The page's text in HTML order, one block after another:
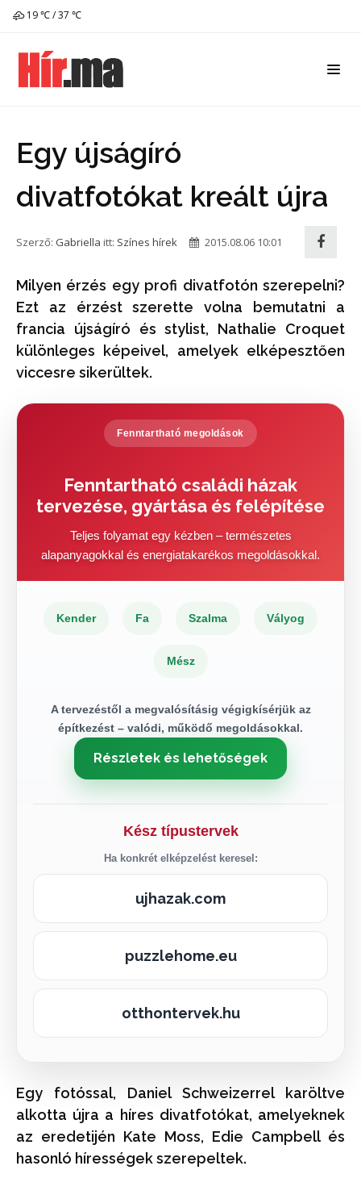
19 ℃ / 37 ℃
Egy újságíró
divatfotókat kreált újra
Szerző: Gabriella itt: Színes hírek 2015.08.06 10:01
Milyen érzés egy profi divatfotón szerepelni?
Ezt az érzést szerette volna bemutatni a
francia újságíró és stylist, Nathalie Croquet
különleges képeivel, amelyek elképesztően
viccesre sikerültek.
Fenntartható megoldások
Fenntartható családi házak
tervezése, gyártása és felépítése
Teljes folyamat egy kézben – természetes
alapanyagokkal és energiatakarékos megoldásokkal.
Kender Fa Szalma Vályog
Mész
A tervezéstől a megvalósításig végigkísérjük az
építkezést – valódi, működő megoldásokkal.
Részletek és lehetőségek
Kész típustervek
Ha konkrét elképzelést keresel:
ujhazak.com
puzzlehome.eu
otthontervek.hu
Egy fotóssal, Daniel Schweizerrel karöltve
alkotta újra a híres divatfotókat, amelyeknek
az eredetijén Kate Moss, Edie Campbell és
hasonló hírességek szerepeltek.